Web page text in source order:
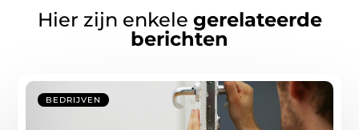
Hier zijn enkele gerelateerde
berichten
BEDRIJVEN